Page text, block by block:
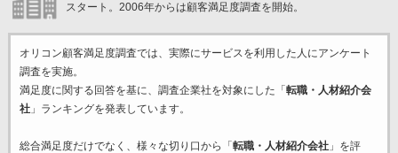
スタート。2006年からは顧客満足度調査を開始。
オリコン顧客満足度調査では、実際にサービスを利用した 人にアンケート
調査を実施。
満足度に関する回答を基に、調査企業社を対象にした「 転職・人材紹介会
社」ランキングを発表しています。
総合満足度だけでなく、様々な切り口から「 転職・人材紹介会社」を評